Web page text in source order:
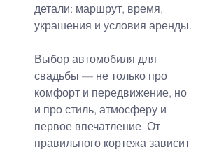
детали: маршрут, время,
украшения и условия аренды.
Выбор автомобиля для
свадьбы — не только про
комфорт и передвижение, но
и про стиль, атмосферу и
первое впечатление. От
правильного кортежа зависит